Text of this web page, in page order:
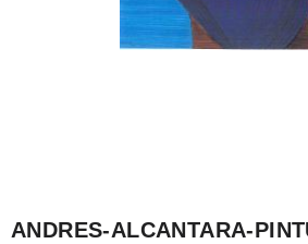
ANDRES-ALCANTARA-